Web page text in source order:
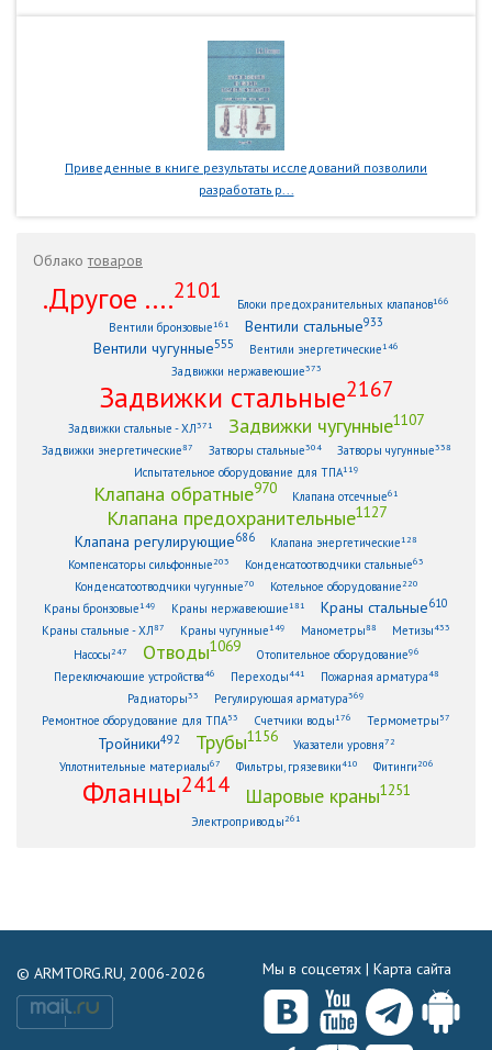
Приведенные в книге результаты исследований позволили
разработать р...
Облакотоваров
.Другое ....2101
Блоки предохранительных клапанов166
Вентили бронзовые161 Вентили стальные933
Вентили чугунные555 Вентили энергетические146
Задвижки нержавеющие373
Задвижки стальные2167
Задвижки стальные - ХЛ371 Задвижки чугунные1107
Задвижки энергетические87 Затворы стальные304 Затворы чугунные338
Испытательное оборудование для ТПА119
Клапана обратные970 Клапана отсечные61
Клапана предохранительные1127
Клапана регулирующие686 Клапана энергетические128
Компенсаторы сильфонные 203 Конденсатоотводчики стальные63
Конденсатоотводчики чугунные70 Котельное оборудование 220
Краны бронзовые149 Краны нержавеющие181 Краны стальные610
Краны стальные - ХЛ87 Краны чугунные149 Манометры88 Метизы433
Насосы 247 Отводы1069 Отопительное оборудование96
Переключающие устройства46 Переходы441 Пожарная арматура48
Радиаторы33 Регулирующая арматура369
Ремонтное оборудование для ТПА53 Счетчики воды176 Термометры 57
Тройники492 Трубы1156 Указатели уровня72
Уплотнительные материалы67 Фильтры, грязевики410 Фитинги 206
Фланцы2414 Шаровые краны1251
Электроприводы 261
© ARMTORG.RU, 2006-2026 Мы в соцсетях | Карта сайта